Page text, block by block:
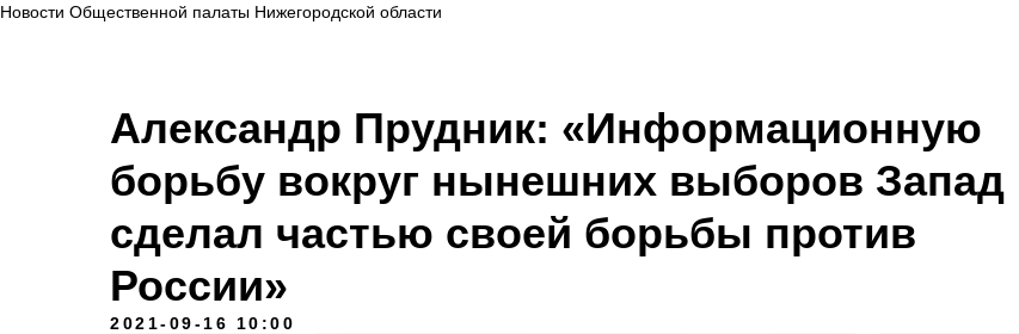
Новости Общественной палаты Нижегородской области
Александр Прудник: «Информационную
борьбу вокруг нынешних выборов Запад
сделал частью своей борьбы против
России»
2021-09-16 10:00